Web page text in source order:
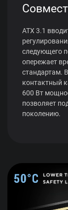
ATX 3.1
следующего
опережает
стандартам.
контактный
600 Вт
позволяет
поколению.